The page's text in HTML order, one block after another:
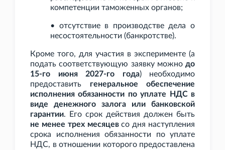
компетенции таможенных органов;
• отсутствие в производстве дела о
несостоятельности (банкротстве).
Кроме того, для участия в эксперименте (а
подать соответствующую заявку можно до
15-го июня 2027-го года) необходимо
предоставить генеральное обеспечение
исполнения обязанности по уплате НДС в
виде денежного залога или банковской
гарантии. Его срок действия должен быть
не менее трех месяцевсо дня наступления
срока исполнения обязанности по уплате
НДС, в отношении которого предоставлена